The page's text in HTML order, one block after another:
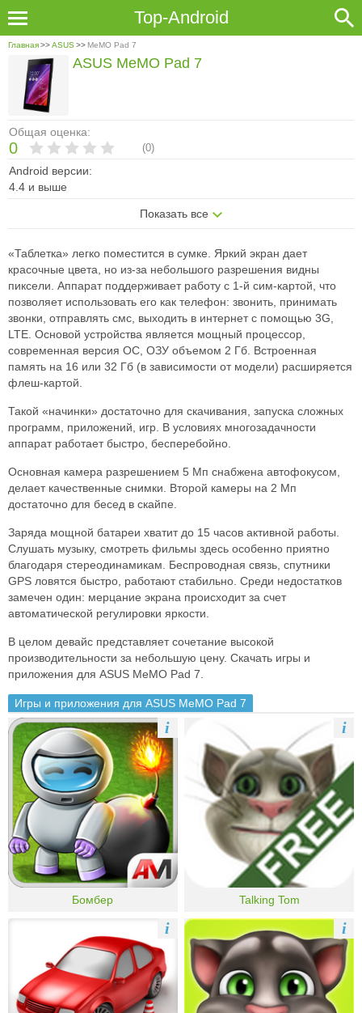
Top-Android
Главная>>ASUS>> MeMO Pad 7
Общая оценка:
0 (0)
Android версии:
4.4 и выше
Показать все
ASUS MeMO Pad 7
«Таблетка» легко поместится в сумке. Яркий экран дает
красочные цвета, но из-за небольшого разрешения видны
пиксели. Аппарат поддерживает работу с 1-й сим-картой, что
позволяет использовать его как телефон: звонить, принимать
звонки, отправлять смс, выходить в интернет с помощью 3G,
LTE. Основой устройства является мощный процессор,
современная версия ОС, ОЗУ объемом 2 Гб. Встроенная
память на 16 или 32 Гб (в зависимости от модели) расширяется
флеш-картой.
Такой «начинки» достаточно для скачивания, запуска сложных
программ, приложений, игр. В условиях многозадачности
аппарат работает быстро, бесперебойно.
Основная камера разрешением 5 Мп снабжена автофокусом,
делает качественные снимки. Второй камеры на 2 Мп
достаточно для бесед в скайпе.
Заряда мощной батареи хватит до 15 часов активной работы.
Слушать музыку, смотреть фильмы здесь особенно приятно
благодаря стереодинамикам. Беспроводная связь, спутники
GPS ловятся быстро, работают стабильно. Среди недостатков
замечен один: мерцание экрана происходит за счет
автоматической регулировки яркости.
В целом девайс представляет сочетание высокой
производительности за небольшую цену. Скачать игры и
приложения для ASUS MeMO Pad 7.
Игры и приложения для ASUS MeMO Pad 7
Бомбер
i
Talking Tom
i
i i